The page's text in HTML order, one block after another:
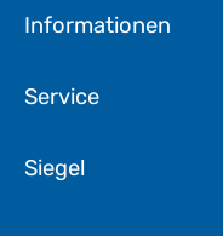
Informationen
Service
Siegel